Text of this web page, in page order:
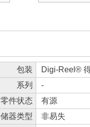
包装
Digi-Reel®
系列
-
零件状态
有源
器类型
非易失